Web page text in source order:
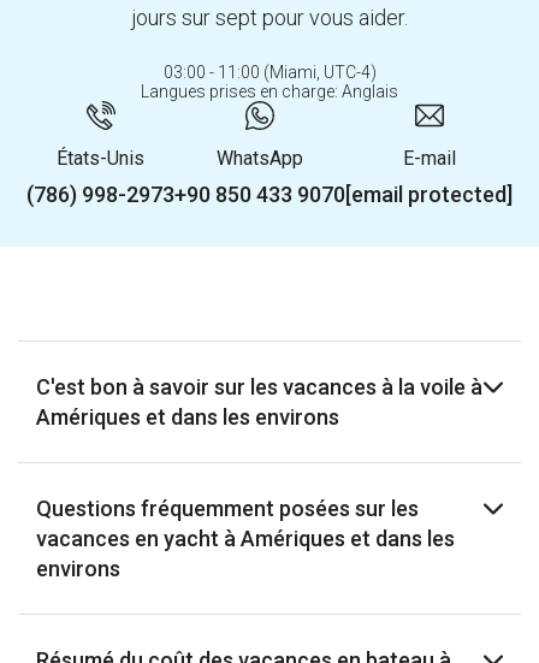
jours sur sept pour vous aider.
03:00 - 11:00 (Miami, UTC-4)
Langues prises en charge: Anglais
États-Unis
(786) 998-2973
WhatsApp
+90 850 433 9070
E-mail
[email protected]
C'est bon à savoir sur les vacances à la voile à
Amériques et dans les environs
Questions fréquemment posées sur les
vacances en yacht à Amériques et dans les
environs